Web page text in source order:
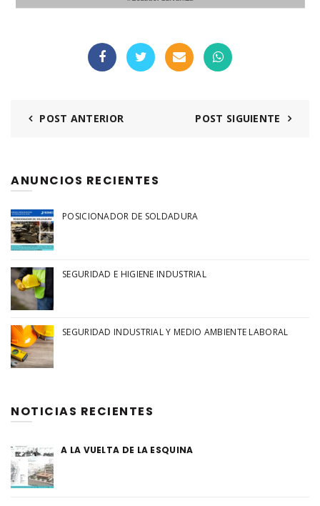
POST ANTERIOR POST SIGUIENTE
ANUNCIOS RECIENTES
POSICIONADOR DE SOLDADURA
SEGURIDAD E HIGIENE INDUSTRIAL
SEGURIDAD INDUSTRIAL Y MEDIO AMBIENTE LABORAL
NOTICIAS RECIENTES
A LA VUELTA DE LA ESQUINA